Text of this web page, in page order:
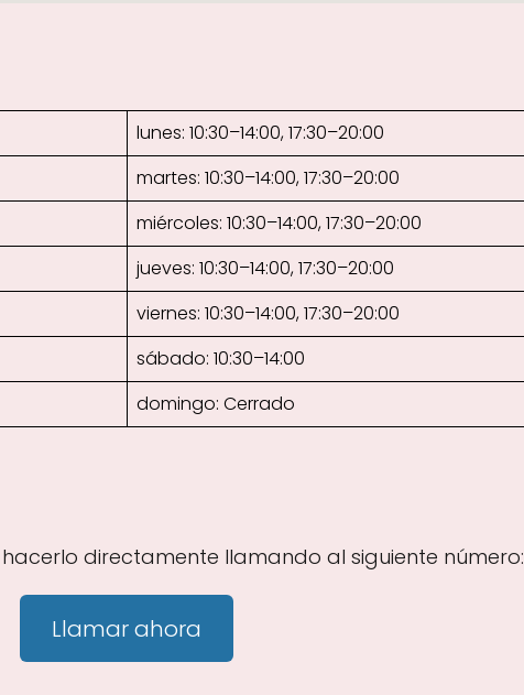
lunes: 10:30–14:00, 17:30–20:00
martes: 10:30–14:00, 17:30–20:00
miércoles: 10:30–14:00, 17:30–20:00
jueves: 10:30–14:00, 17:30–20:00
viernes: 10:30–14:00, 17:30–20:00
sábado: 10:30–14:00
domingo: Cerrado
directamente llamando al siguiente número:
Llamar ahora